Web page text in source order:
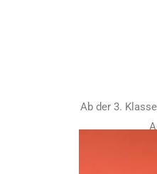
Ab der 3.